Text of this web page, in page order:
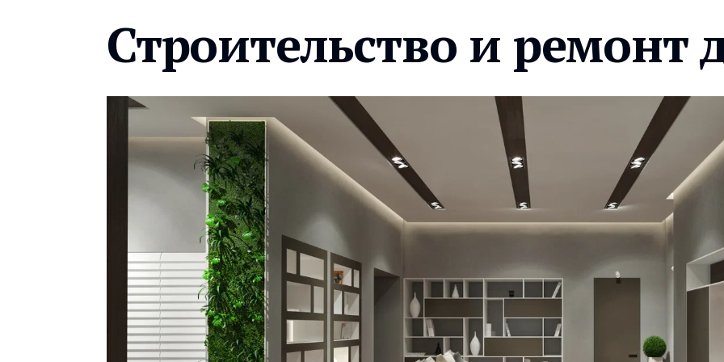
Строительство и ремонт